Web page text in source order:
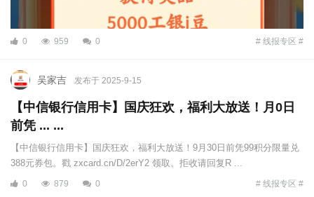
0 959 0 # 线报专区 #
吴家吉 发布于 2025-9-15
【中信银行信用卡】国庆狂欢，福利大放送！月0日
前凭 ... ...
【中信银行信用卡】国庆狂欢，福利大放送！9月30日前凭99积分限量兑
388元券包。戳 zxcard.cn/D/2erY2 领取。拒收请回复R ...
0 879 0 # 线报专区 #